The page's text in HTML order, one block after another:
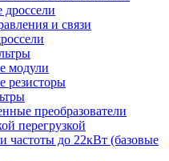
и связи
модули
резисторы
преобразователи
перегрузкой
частоты до 22кВт (базовые